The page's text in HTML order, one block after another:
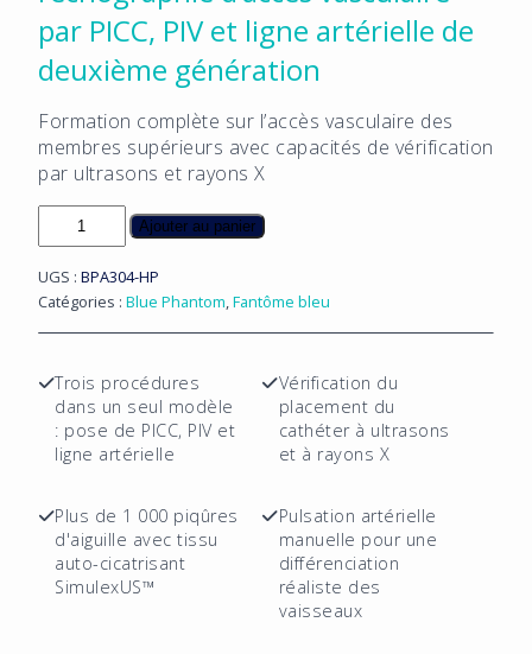
par PICC, PIV et ligne artérielle de
deuxième génération
Formation complète sur l’accès vasculaire des
membres supérieurs avec capacités de vérification
par ultrasons et rayons X
quantité
de
Modèle
de
l'échographie
d'accès
vasculaire
par
PIV
ligne
artérielle
Ajouter au panier
UGS : BPA304-HP
Catégories : Blue Phantom,Fantôme bleu
Trois procédures
dans un seul modèle
: pose de PICC, PIV et
ligne artérielle
Vérification du
placement du
cathéter à ultrasons
et à rayons X
Plus de 1 000 piqûres
d'aiguille avec tissu
auto-cicatrisant
SimulexUS™
Pulsation artérielle
manuelle pour une
différenciation
réaliste des
vaisseaux